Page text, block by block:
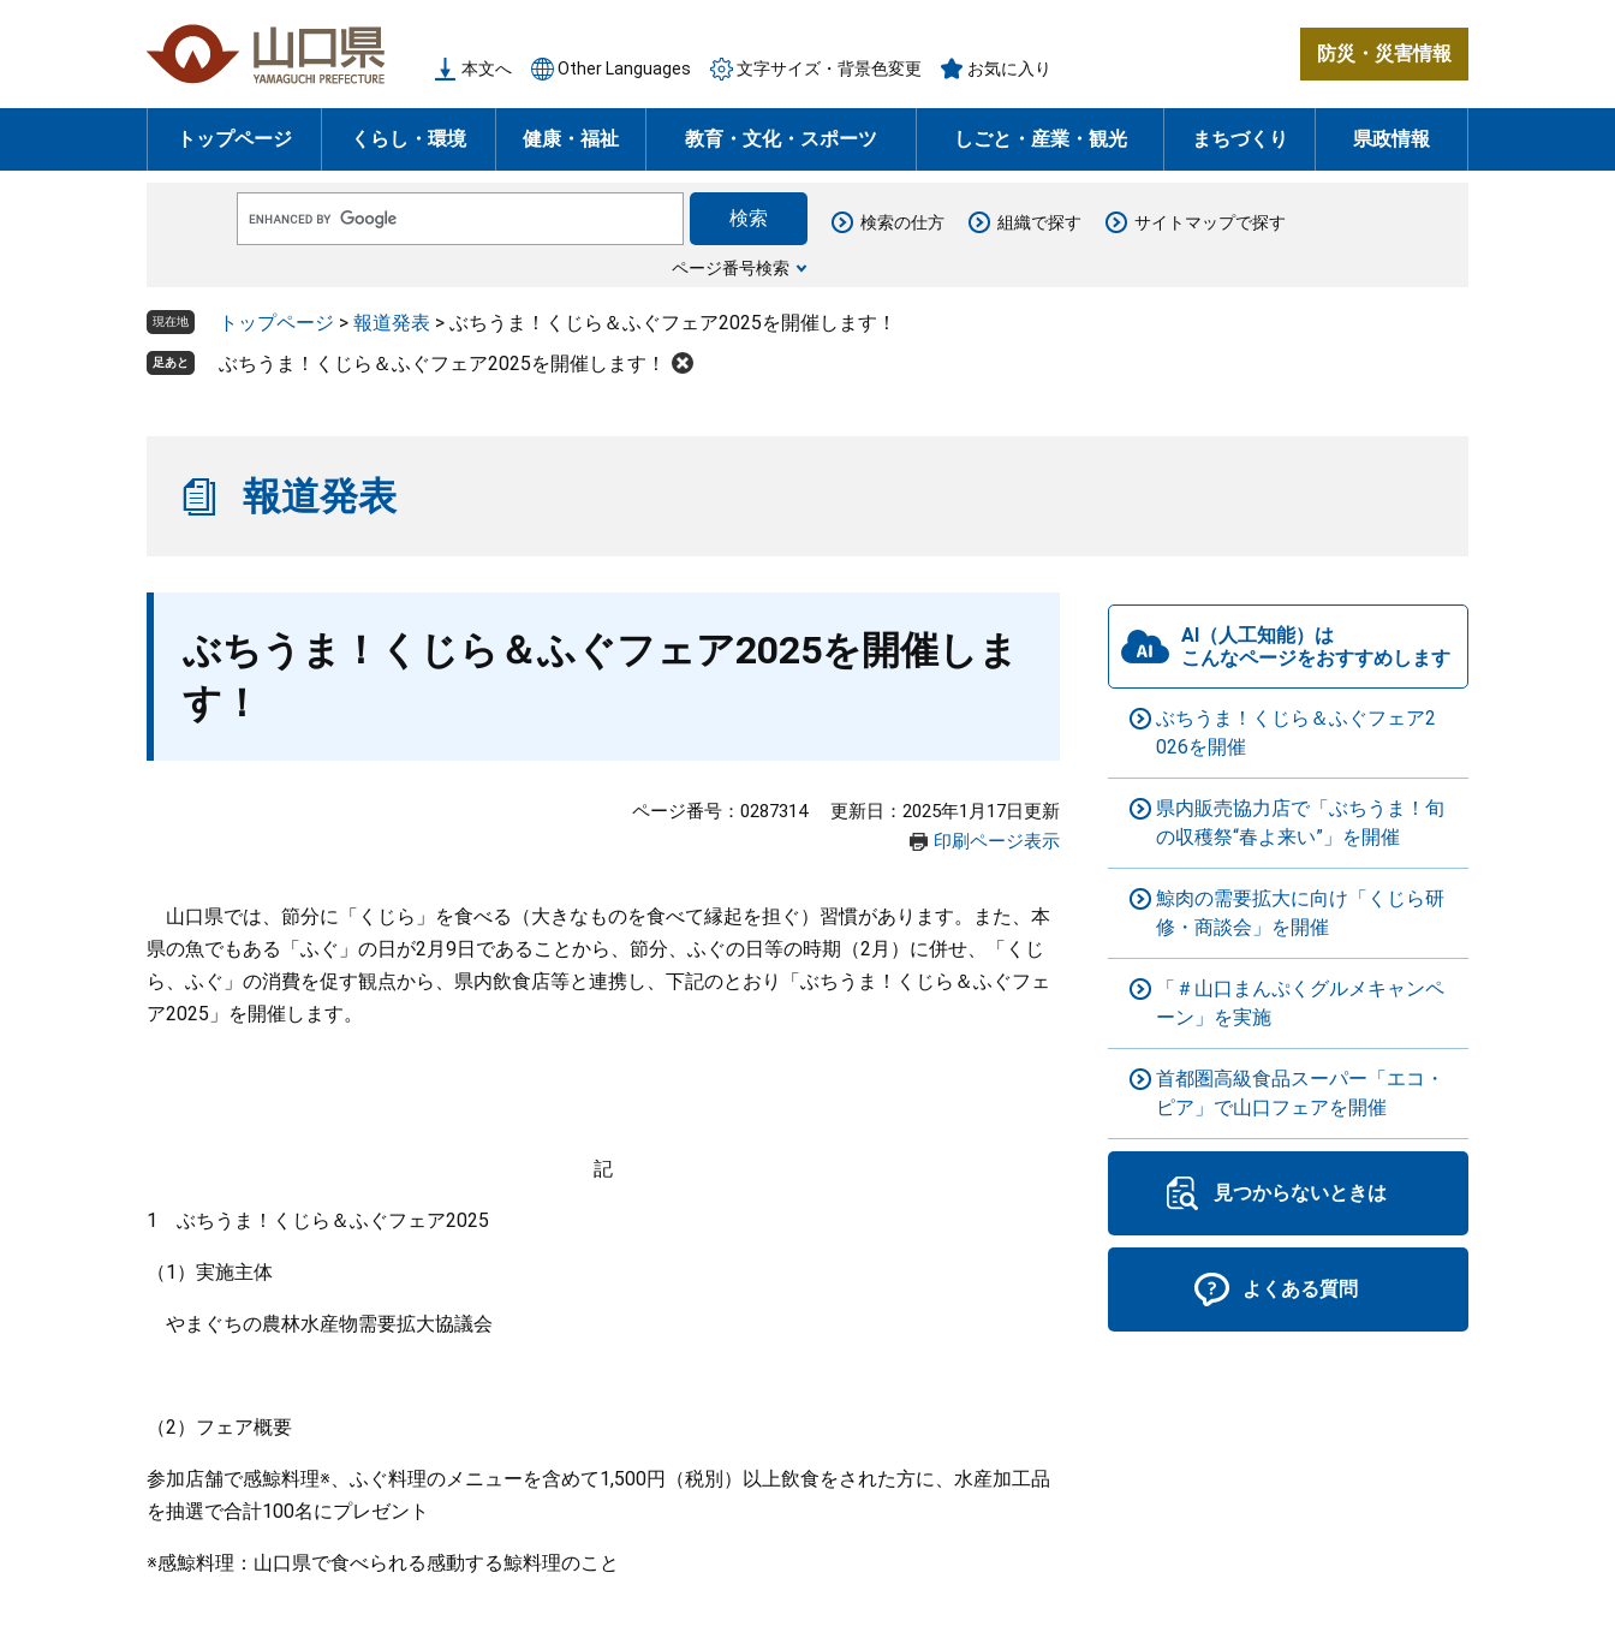
の
頭
ー
飛
本文へ Other Languages 文字サイズ・背景色変更 お気に入り
防災・災害情報
トップページ くらし・環境 健康・福祉 教育・文化・スポーツ しごと・産業・観光 まちづくり 県政情報
o
e
ス
タ
ページ番号検索
検索の仕方 組織で探す サイトマップで探す
現在地 トップページ > 報道発表 > ぶちうま！くじら＆ふぐフェア2025を開催します！
足あと ぶちうま！くじら＆ふぐフェア2025を開催します！
報道発表
ぶちうま！くじら＆ふぐフェア2025を開催しま
す！
ページ番号：0287314
更新日：2025年1月17日更新
印刷ページ表示
山口県では、節分に「くじら」を食べる（大きなものを食べて縁起を担ぐ）習慣があります。また、本
県の魚でもある「ふぐ」の日が2月9日であることから、節分、ふぐの日等の時期（2月）に併せ、「くじ
ら、ふぐ」の消費を促す観点から、県内飲食店等と連携し、下記のとおり「ぶちうま！くじら＆ふぐフェ
ア2025」を開催します。
記
1 ぶちうま！くじら＆ふぐフェア2025
（1）実施主体
やまぐちの農林水産物需要拡大協議会
（2）フェア概要
参加店舗で感鯨料理※、ふぐ料理のメニューを含めて1,500円（税別）以上飲食をされた方に、水産加工品
を抽選で合計100名にプレゼント
※感鯨料理：山口県で食べられる感動する鯨料理のこと
AI（人工知能）は
こんなページをおすすめします
ぶちうま！くじら＆ふぐフェア2
026を開催
県内販売協力店で「ぶちうま！旬
の収穫祭“春よ来い”」を開催
鯨肉の需要拡大に向け「くじら研
修・商談会」を開催
「＃山口まんぷくグルメキャンペ
ーン」を実施
首都圏高級食品スーパー「エコ・
ピア」で山口フェアを開催
見つからないときは
よくある質問